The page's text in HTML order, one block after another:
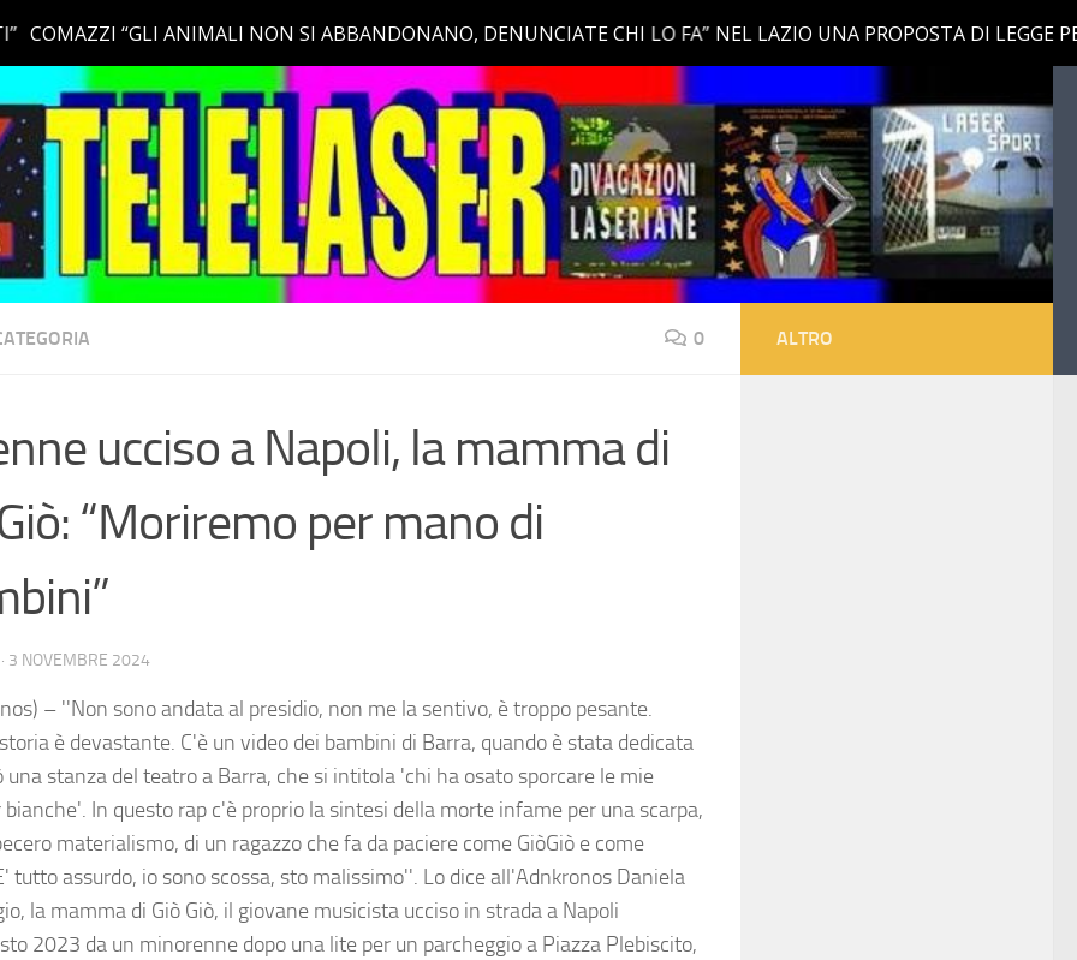
0
ucciso a Napoli, la mamma di
“Moriremo per mano di
· 3 NOVEMBRE 2024
– ''Non sono andata al presidio, non me la sentivo, è troppo pesante.
è devastante. C'è un video dei bambini di Barra, quando è stata dedicata
una stanza del teatro a Barra, che si intitola 'chi ha osato sporcare le mie
bianche'. In questo rap c'è proprio la sintesi della morte infame per una scarpa,
materialismo, di un ragazzo che fa da paciere come GiòGiò e come
tutto assurdo, io sono scossa, sto malissimo''. Lo dice all'Adnkronos Daniela
la mamma di Giò Giò, il giovane musicista ucciso in strada a Napoli
2023 da un minorenne dopo una lite per un parcheggio a Piazza Plebiscito,
ALTRO